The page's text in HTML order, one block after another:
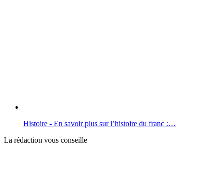
Histoire - En savoir plus sur l’histoire du franc :…
La rédaction vous conseille